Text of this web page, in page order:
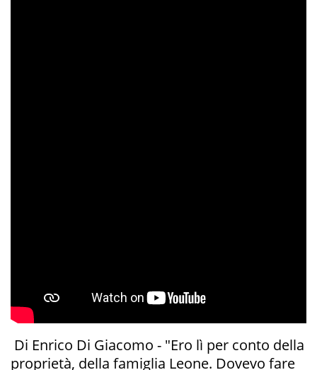
Di Enrico Di Giacomo - "Ero lì per conto della
proprietà, della famiglia Leone. Dovevo fare